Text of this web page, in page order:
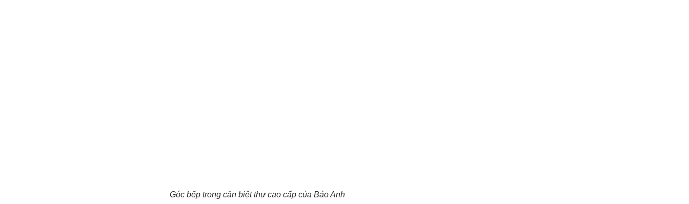
Góc bếp trong căn biệt thự cao cấp của Bảo Anh